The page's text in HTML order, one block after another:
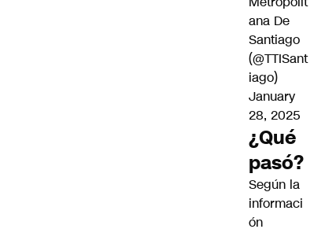
ana De
Santiago
(@TTISant
iago)
January
28, 2025
¿Qué
pasó?
Según la
informaci
ón